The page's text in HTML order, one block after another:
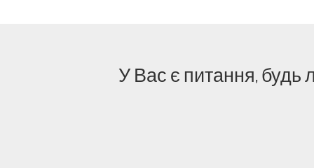
У Вас є питання,